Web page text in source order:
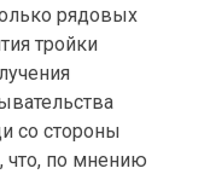
рядовых
тройки
со стороны
что, по мнению